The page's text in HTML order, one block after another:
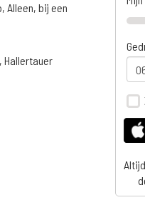
Alleen, bij een
Hallertauer